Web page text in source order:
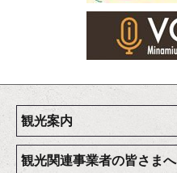
観光案内
観光関連事業者の皆さまへ